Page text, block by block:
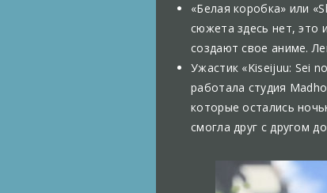
«Белая коробка» или
сюжета здесь нет, это
создают свое аниме.
Ужастик «Kiseijuu: Sei
работала студия
которые остались
смогла друг с другом